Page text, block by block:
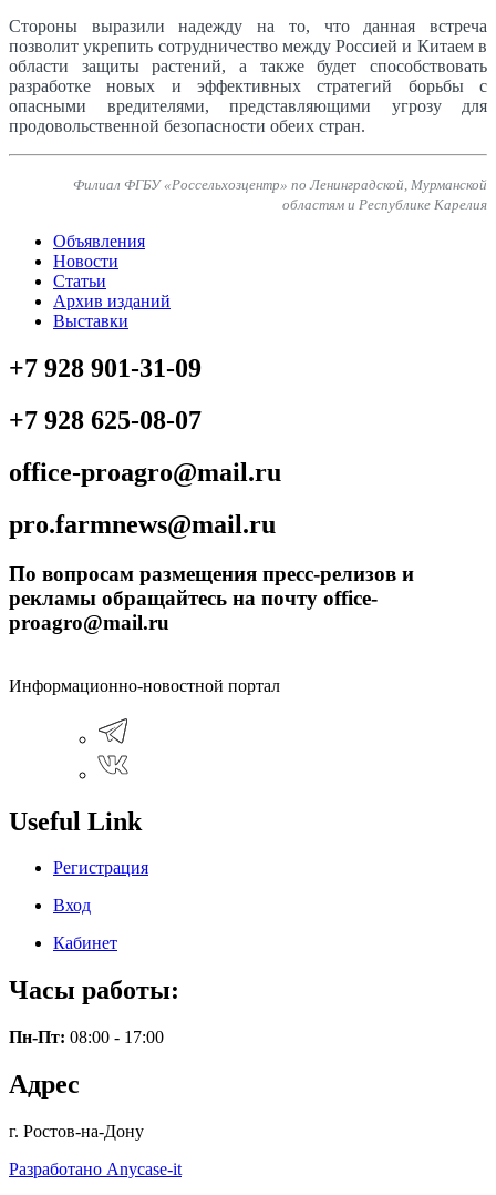
Стороны выразили надежду на то, что данная встреча
позволит укрепить сотрудничество между Россией и Китаем в
области защиты растений, а также будет способствовать
разработке новых и эффективных стратегий борьбы с
опасными вредителями, представляющими угрозу для
продовольственной безопасности обеих стран.
Филиал ФГБУ «Россельхозцентр» по Ленинградской, Мурманской
областям и Республике Карелия
Объявления
Новости
Статьи
Архив изданий
Выставки
+7 928 901-31-09
+7 928 625-08-07
office-proagro@mail.ru
pro.farmnews@mail.ru
По вопросам размещения пресс-релизов и
рекламы обращайтесь на почту office-
proagro@mail.ru
Информационно-новостной портал
Useful Link
Регистрация
Вход
Кабинет
Часы работы:
Пн-Пт: 08:00 - 17:00
Адрес
г. Ростов-на-Дону
Разработано Anycase-it